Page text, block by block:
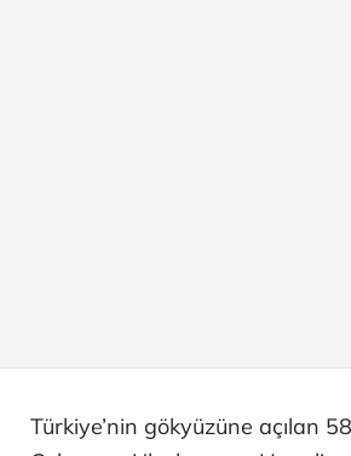
Türkiye’nin gökyüzüne açılan